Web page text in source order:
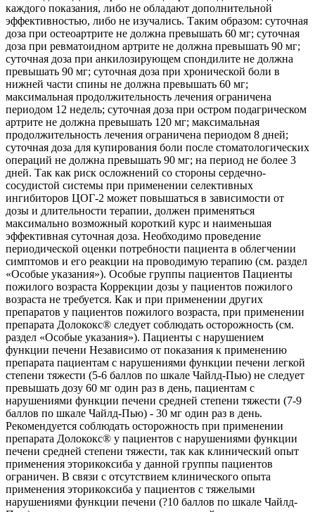
каждого показания, либо не обладают дополнительной
эффективностью, либо не изучались. Таким образом: суточная
доза при остеоартрите не должна превышать 60 мг; суточная
доза при ревматоидном артрите не должна превышать 90 мг;
суточная доза при анкилозирующем спондилите не должна
превышать 90 мг; суточная доза при хронической боли в
нижней части спины не должна превышать 60 мг;
максимальная продолжительность лечения ограничена
периодом 12 недель; суточная доза при остром подагрическом
артрите не должна превышать 120 мг; максимальная
продолжительность лечения ограничена периодом 8 дней;
суточная доза для купирования боли после стоматологических
операций не должна превышать 90 мг; на период не более 3
дней. Так как риск осложнений со стороны сердечно-
сосудистой системы при применении селективных
ингибиторов ЦОГ-2 может повышаться в зависимости от
дозы и длительности терапии, должен применяться
максимально возможный короткий курс и наименьшая
эффективная суточная доза. Необходимо проведение
периодической оценки потребности пациента в облегчении
симптомов и его реакции на проводимую терапию (см. раздел
«Особые указания»). Особые группы пациентов Пациенты
пожилого возраста Коррекции дозы у пациентов пожилого
возраста не требуется. Как и при применении других
препаратов у пациентов пожилого возраста, при применении
препарата Долококс® следует соблюдать осторожность (см.
раздел «Особые указания»). Пациенты с нарушением
функции печени Независимо от показания к применению
препарата пациентам с нарушениями функции печени легкой
степени тяжести (5-6 баллов по шкале Чайлд-Пью) не следует
превышать дозу 60 мг один раз в день, пациентам с
нарушениями функции печени средней степени тяжести (7-9
баллов по шкале Чайлд-Пью) - 30 мг один раз в день.
Рекомендуется соблюдать осторожность при применении
препарата Долококс® у пациентов с нарушениями функции
печени средней степени тяжести, так как клинический опыт
применения эторикоксиба у данной группы пациентов
ограничен. В связи с отсутствием клинического опыта
применения эторикоксиба у пациентов с тяжелыми
нарушениями функции печени (?10 баллов по шкале Чайлд-